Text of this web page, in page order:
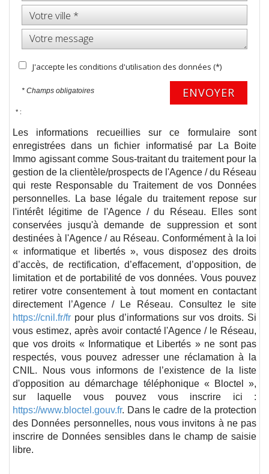
J'accepte les conditions d'utilisation des données (*)
* Champs obligatoires ENVOYER
* :
Les informations recueillies sur ce formulaire sont
enregistrées dans un fichier informatisé par La Boite
Immo agissant comme Sous-traitant du traitement pour la
gestion de la clientèle/prospects de l'Agence / du Réseau
qui reste Responsable du Traitement de vos Données
personnelles. La base légale du traitement repose sur
l'intérêt légitime de l'Agence / du Réseau. Elles sont
conservées jusqu'à demande de suppression et sont
destinées à l'Agence / au Réseau. Conformément à la loi
« informatique et libertés », vous disposez des droits
d’accès, de rectification, d’effacement, d’opposition, de
limitation et de portabilité de vos données. Vous pouvez
retirer votre consentement à tout moment en contactant
directement l’Agence / Le Réseau. Consultez le site
https://cnil.fr/fr pour plus d’informations sur vos droits. Si
vous estimez, après avoir contacté l'Agence / le Réseau,
que vos droits « Informatique et Libertés » ne sont pas
respectés, vous pouvez adresser une réclamation à la
CNIL. Nous vous informons de l’existence de la liste
d'opposition au démarchage téléphonique « Bloctel »,
sur laquelle vous pouvez vous inscrire ici :
https://www.bloctel.gouv.fr. Dans le cadre de la protection
des Données personnelles, nous vous invitons à ne pas
inscrire de Données sensibles dans le champ de saisie
libre.